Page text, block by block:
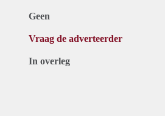
Geen
Vraag de adverteerder
In overleg